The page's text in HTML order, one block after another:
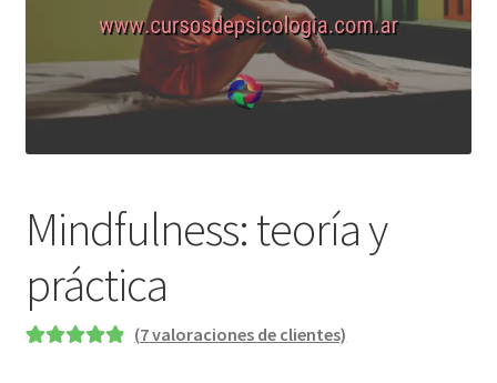
Mindfulness: teoría y
práctica
(7valoraciones de clientes)